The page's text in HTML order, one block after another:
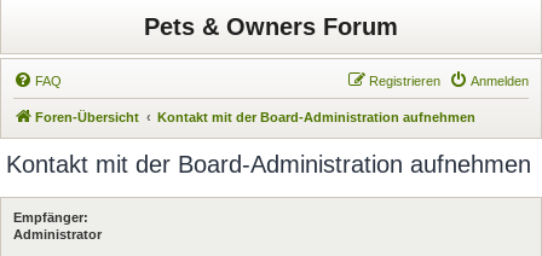
Pets & Owners Forum
FAQ Anmelden
Registrieren
Foren-Übersicht Kontakt mit der Board-Administration aufnehmen
Kontakt mit der Board-Administration aufnehmen
Empfänger:
Administrator